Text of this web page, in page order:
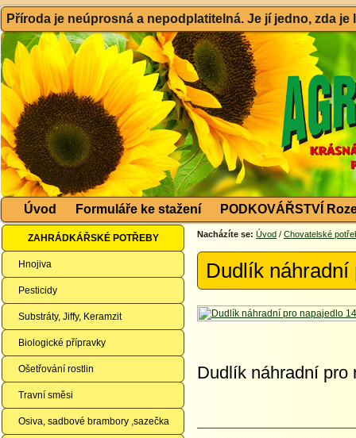
Příroda je neúprosná a nepodplatitelná. Je jí jedno, zda
Úvod Formuláře ke stažení PODKOVÁŘSTVÍ
ZAHRÁDKÁŘSKÉ POTŘEBY
Hnojiva
Pesticidy
Substráty, Jiffy, Keramzit
Biologické přípravky
Ošetřování rostlin
Travní směsi
Osiva, sadbové brambory ,sazečka
Nacházíte se: Úvod / Chovatelské
Dudlík náhradní
Dudlík náhradní pro